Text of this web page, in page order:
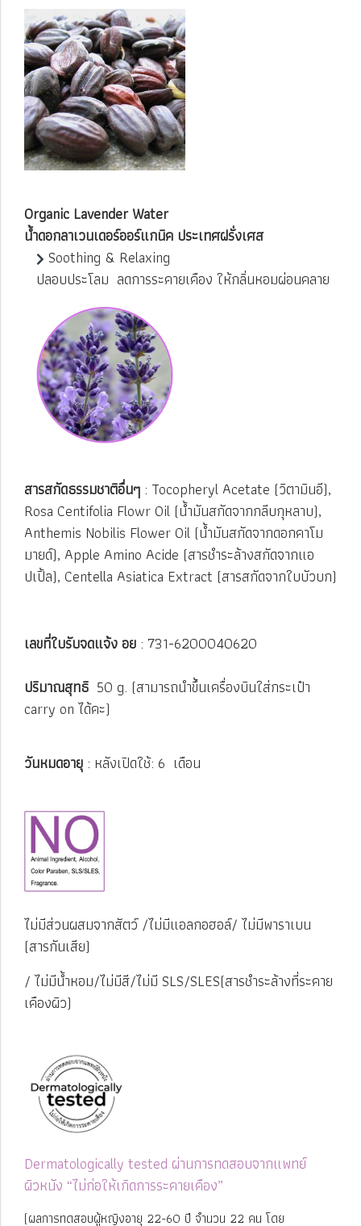
Organic Lavender Water
น้ำดอกลาเวนเดอร์ออร์แกนิค ประเทศฝรั่งเศส
Soothing & Relaxing
ปลอบประโลม ลดการระคายเคือง ให้กลิ่นหอมผ่อนคลาย
สารสกัดธรรมชาติอื่นๆ : Tocopheryl Acetate (วิตามินอี),
Rosa Centifolia Flowr Oil (น้ำมันสกัดจากกลีบกุหลาบ),
Anthemis Nobilis Flower Oil (น้ำมันสกัดจากดอกคาโม
มายด์), Apple Amino Acide (สารชำระล้างสกัดจากแอ
ปเปิ้ล), Centella Asiatica Extract (สารสกัดจากใบบัวบก)
เลขที่ใบรับจดแจ้ง อย : 731-6200040620
ปริมาณสุทธิ 50 g. (สามารถนำขึ้นเครื่องบินใส่กระเป๋า
carry on ได้คะ)
วันหมดอายุ : หลังเปิดใช้: 6 เดือน
ไม่มีส่วนผสมจากสัตว์/ไม่มีแอลกอฮอล์/ ไม่มีพาราเบน
(สารกันเสีย)
/ ไม่มีน้ำหอม/ไม่มีสี/ไม่มี SLS/SLES(สารชำระล้างที่ระคาย
เคืองผิว)
Dermatologically tested ผ่านการทดสอบจากแพทย์
ผิวหนัง “ไม่ก่อให้เกิดการระคายเคือง”
(ผลการทดสอบผู้หญิงอายุ 22-60 ปี จำนวน 22 คน โดย